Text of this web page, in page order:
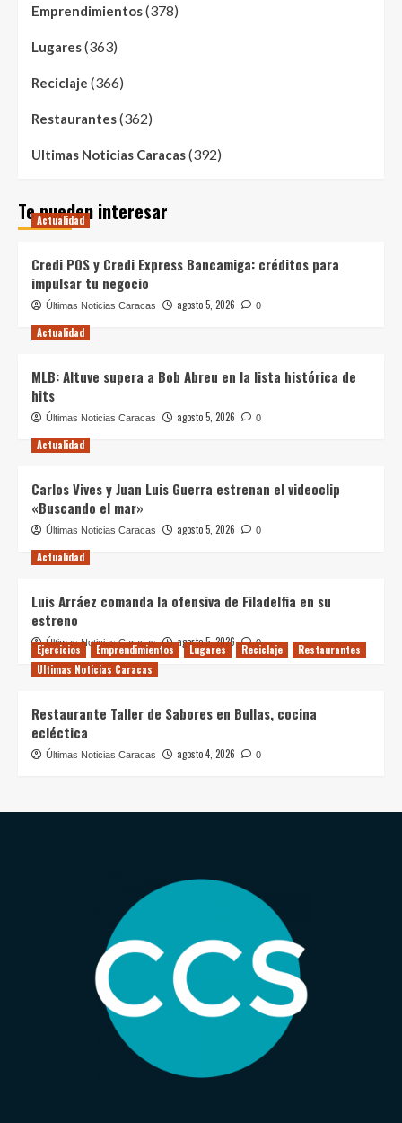
Emprendimientos(378)
Lugares(363)
Reciclaje (366)
Restaurantes(362)
Ultimas Noticias Caracas(392)
Te pueden interesar
Actualidad
Credi POS y Credi Express Bancamiga: créditos para
impulsar tu negocio
Últimas Noticias Caracas agosto 5, 2026 0
Actualidad
MLB: Altuve supera a Bob Abreu en la lista histórica de
hits
Últimas Noticias Caracas agosto 5, 2026 0
Actualidad
Carlos Vives y Juan Luis Guerra estrenan el videoclip
«Buscando el mar»
Últimas Noticias Caracas agosto 5, 2026 0
Actualidad
Luis Arráez comanda la ofensiva de Filadelfia en su
estreno
Últimas Noticias Caracas agosto 5, 2026 0
Ejercicios Emprendimientos Lugares Reciclaje
Restaurantes
Ultimas Noticias Caracas
Restaurante Taller de Sabores en Bullas, cocina
ecléctica
Últimas Noticias Caracas agosto 4, 2026 0